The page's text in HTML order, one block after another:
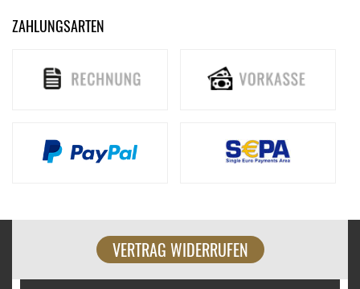
ZAHLUNGSARTEN
VERTRAG WIDERRUFEN